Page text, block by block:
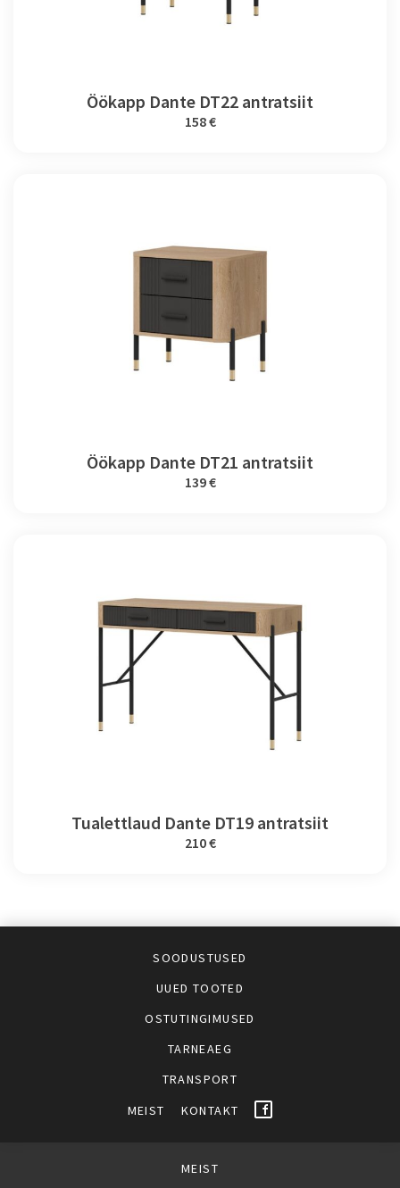
Öökapp Dante DT22 antratsiit
158 €
Öökapp Dante DT21 antratsiit
139 €
Tualettlaud Dante DT19 antratsiit
210 €
SOODUSTUSED
UUED TOOTED
OSTUTINGIMUSED
TARNEAEG
TRANSPORT
MEIST
KONTAKT
MEIST